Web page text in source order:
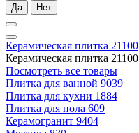
Да Нет
Керамическая плитка 21100
Керамическая плитка 21100
Посмотреть все товары
Плитка для ванной 9039
Плитка для кухни 1884
Плитка для пола 609
Керамогранит 9404